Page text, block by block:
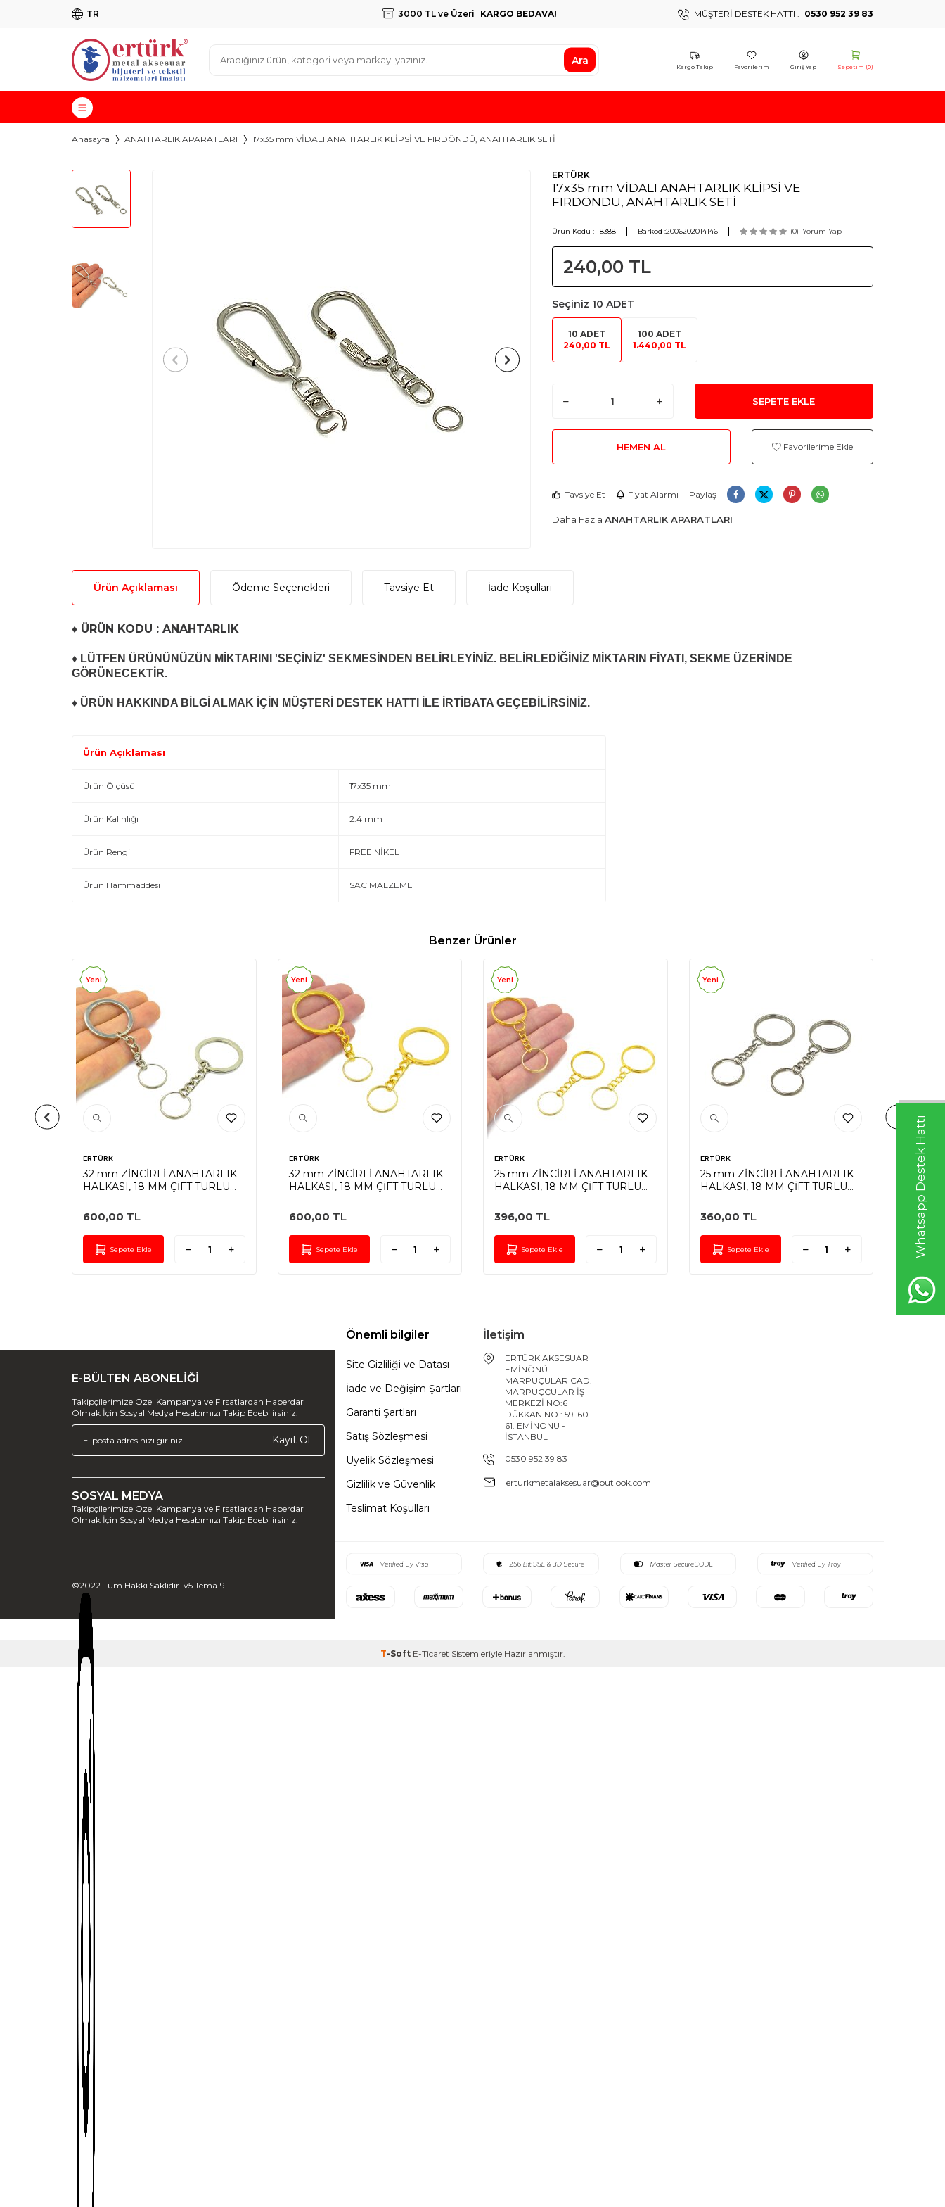
Whatsapp Destek Hattı
TR 3000 TL ve Üzeri KARGO BEDAVA! MÜŞTERI DESTEK HATTI : 0530 952 39 83
Ara
Kargo Takip Favorilerim Giriş Yap Sepetim (0)
Anasayfa ANAHTARLIK APARATLARI 17x35 mm VİDALI ANAHTARLIK KLİPSİ VE FIRDÖNDÜ, ANAHTARLIK SETİ
ERTÜRK
17x35 mm VİDALI ANAHTARLIK KLİPSİ VE
FIRDÖNDÜ, ANAHTARLIK SETİ
Ürün Kodu :T8388 Barkod :2006202014146 (0) Yorum Yap
240,00 TL
Seçiniz 10 ADET
10 ADET
240,00 TL
100 ADET
1.440,00 TL
SEPETE EKLE
HEMEN AL Favorilerime Ekle
Tavsiye Et Fiyat Alarmı Paylaş
Daha Fazla ANAHTARLIK APARATLARI
Ürün Açıklaması Ödeme Seçenekleri Tavsiye Et İade Koşulları
♦ ÜRÜN KODU : ANAHTARLIK
♦ LÜTFEN ÜRÜNÜNÜZÜN MİKTARINI 'SEÇİNİZ' SEKMESİNDEN BELİRLEYİNİZ. BELİRLEDİĞİNİZ MİKTARIN FİYATI, SEKME ÜZERİNDE
GÖRÜNECEKTİR.
♦ ÜRÜN HAKKINDA BİLGİ ALMAK İÇİN MÜŞTERİ DESTEK HATTI İLE İRTİBATA GEÇEBİLİRSİNİZ.
Ürün Açıklaması
Ürün Ölçüsü 17x35 mm
Ürün Kalınlığı 2.4 mm
Ürün Rengi FREE NİKEL
Ürün Hammaddesi SAC MALZEME
Benzer Ürünler
Yeni
ERTÜRK
32 mm ZİNCİRLİ ANAHTARLIK
HALKASI, 18 MM ÇİFT TURLU
600,00 TL
Sepete Ekle
Yeni
ERTÜRK
32 mm ZİNCİRLİ ANAHTARLIK
HALKASI, 18 MM ÇİFT TURLU
600,00 TL
Sepete Ekle
Yeni
ERTÜRK
25 mm ZİNCİRLİ ANAHTARLIK
HALKASI, 18 MM ÇİFT TURLU
396,00 TL
Sepete Ekle
Yeni
ERTÜRK
25 mm ZİNCİRLİ ANAHTARLIK
HALKASI, 18 MM ÇİFT TURLU
360,00 TL
Sepete Ekle
ERTÜRK
25
198,00
E-BÜLTEN ABONELİĞİ
Takipçilerimize Özel Kampanya ve Fırsatlardan Haberdar
Olmak İçin Sosyal Medya Hesabımızı Takip Edebilirsiniz.
Kayıt Ol
SOSYAL MEDYA
Takipçilerimize Özel Kampanya ve Fırsatlardan Haberdar
Olmak İçin Sosyal Medya Hesabımızı Takip Edebilirsiniz.
©2022 Tüm Hakkı Saklıdır. v5 Tema19
Önemli bilgiler
Site Gizliliği ve Datası
İade ve Değişim Şartları
Garanti Şartları
Satış Sözleşmesi
Üyelik Sözleşmesi
Gizlilik ve Güvenlik
Teslimat Koşulları
İletişim
ERTÜRK AKSESUAR
EMİNÖNÜ
MARPUÇULAR CAD.
MARPUÇÇULAR İŞ
MERKEZİ NO:6
DÜKKAN NO : 59-60-
61. EMİNÖNÜ -
İSTANBUL
0530 952 39 83
erturkmetalaksesuar@outlook.com
T-Soft E-Ticaret Sistemleriyle Hazırlanmıştır.